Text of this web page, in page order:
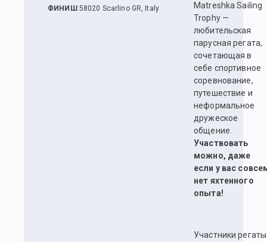
ФИНИШ :58020 Scarlino GR, Italy
Matreshka Sailing
Trophy —
любительская
парусная регата,
сочетающая в
себе спортивное
соревнование,
путешествие и
неформальное
дружеское
общение.
Участвовать
можно, даже
если у вас
нет яхтенного
опыта!
Участники регаты